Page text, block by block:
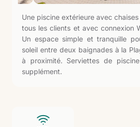
Une piscine extérieure avec
tous les clients et avec connexion
Un espace simple et tranquille
soleil entre deux baignades à la
à proximité. Serviettes de
supplément.